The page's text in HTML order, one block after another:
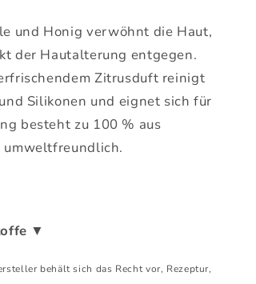
und Honig verwöhnt die Haut,
der Hautalterung entgegen.
Zitrusduft reinigt
Silikonen und eignet sich für
besteht zu 100 % aus
▼
behält sich das Recht vor, Rezeptur,